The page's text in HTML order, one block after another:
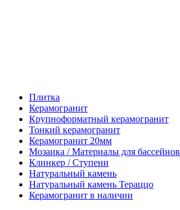
Плитка
Керамогранит
Крупноформатный керамогранит
Тонкий керамогранит
Керамогранит 20мм
Мозаика / Материалы для бассейнов
Клинкер / Ступени
Натуральный камень
Натуральный камень Тераццо
Керамогранит в наличии